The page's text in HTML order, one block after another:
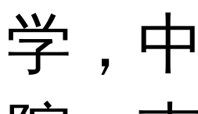
学，